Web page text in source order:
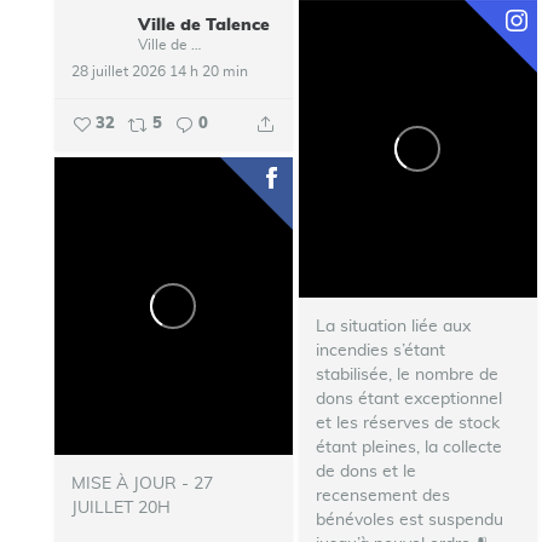
Ville de Talence
28 juillet 2026 14 h 20 min
32 5 0
La situation liée aux
incendies s’étant
stabilisée, le nombre de
dons étant exceptionnel
et les réserves de stock
étant pleines, la collecte
de dons et le
recensement des
bénévoles est suspendu
MISE À JOUR - 27
JUILLET 20H